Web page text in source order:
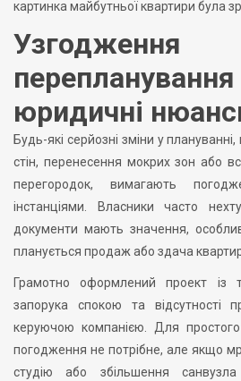
картинка майбутньої квартири була
Узгодження
юридичні
Будь-які серйозні зміни у
стін, перенесення мокрих зон або
перегородок, вимагають
інстанціями. Власники часто
документи мають значення,
планується продаж або здача
Грамотно оформлений проект із
запорука спокою та відсутності
керуючою компанією. Для
погодження не потрібне, але якщо
студію або збільшення